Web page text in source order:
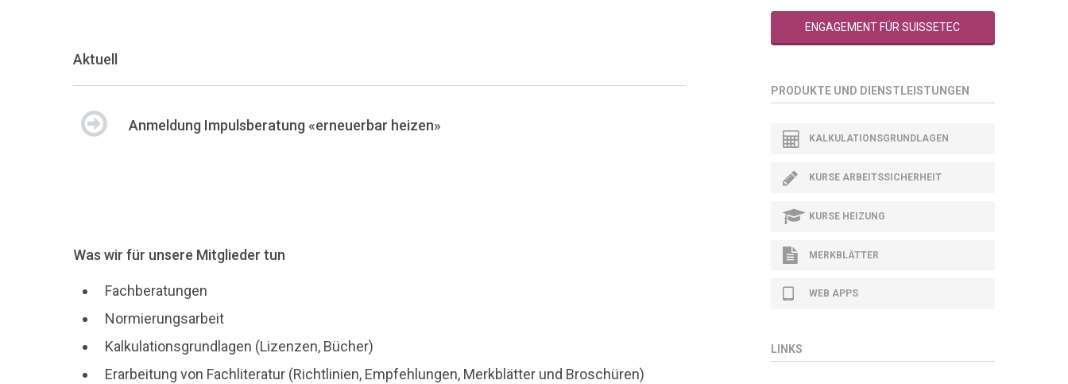
Aktuell
Anmeldung Impulsberatung «erneuerbar heizen»
Was wir für unsere Mitglieder tun
Fachberatungen
Normierungsarbeit
Kalkulationsgrundlagen (Lizenzen, Bücher)
Erarbeitung von Fachliteratur (Richtlinien, Empfehlungen, Merkblätter und Broschüren)
ENGAGEMENT FÜR SUISSETEC
PRODUKTE UND DIENSTLEISTUNGEN
KALKULATIONSGRUNDLAGEN
KURSE ARBEITSSICHERHEIT
KURSE HEIZUNG
MERKBLÄTTER
WEB APPS
LINKS